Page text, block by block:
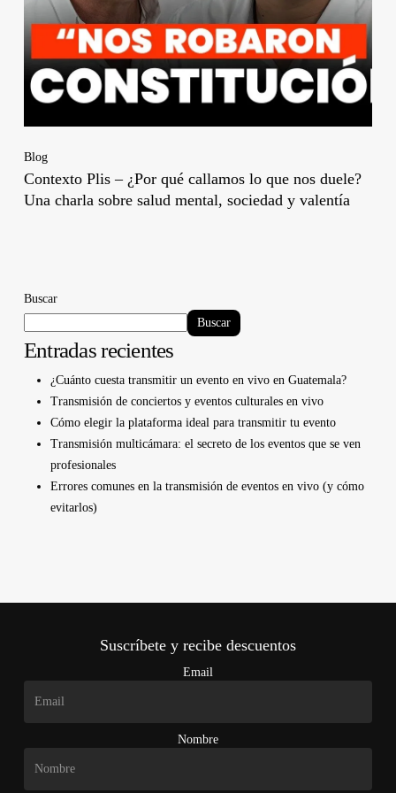
Blog
Contexto Plis – ¿Por qué callamos lo que nos duele?
Una charla sobre salud mental, sociedad y valentía
Buscar
Buscar
Entradas recientes
¿Cuánto cuesta transmitir un evento en vivo en Guatemala?
Transmisión de conciertos y eventos culturales en vivo
Cómo elegir la plataforma ideal para transmitir tu evento
Transmisión multicámara: el secreto de los eventos que se ven
profesionales
Errores comunes en la transmisión de eventos en vivo (y cómo
evitarlos)
Suscríbete y recibe descuentos
Email
Nombre